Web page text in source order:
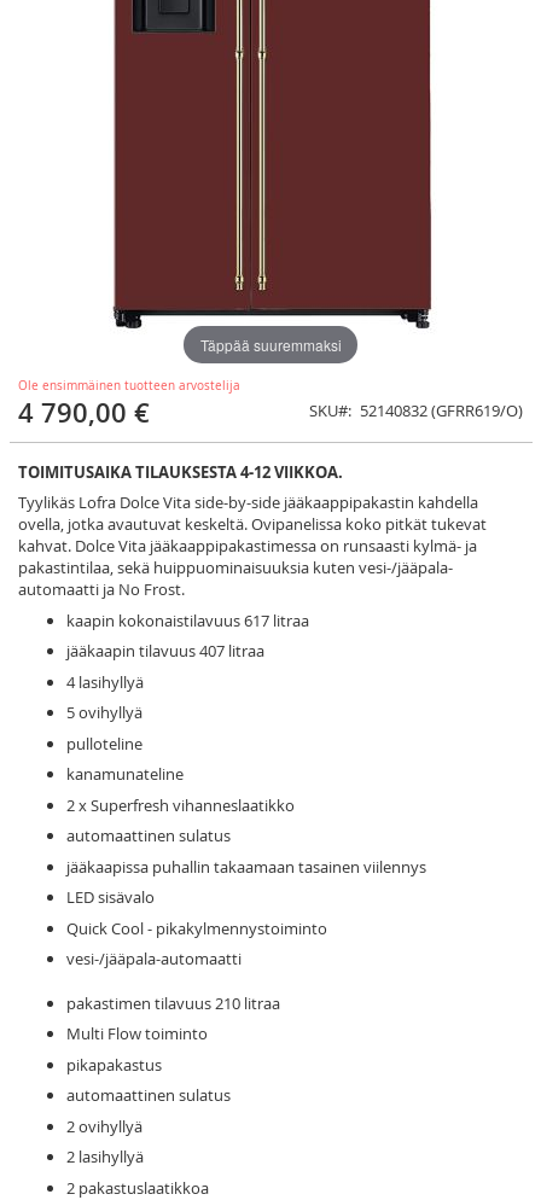
Ole ensimmäinen tuotteen arvostelija
4 790,00 € SKU 52140832 (GFRR619/O)
TOIMITUSAIKA TILAUKSESTA 4-12 VIIKKOA.
Tyylikäs Lofra Dolce Vita side-by-side jääkaappipakastin kahdella
ovella, jotka avautuvat keskeltä. Ovipanelissa koko pitkät tukevat
kahvat. Dolce Vita jääkaappipakastimessa on runsaasti kylmä- ja
pakastintilaa, sekä huippuominaisuuksia kuten vesi-/jääpala-
automaatti ja No Frost.
kaapin kokonaistilavuus 617 litraa
jääkaapin tilavuus 407 litraa
4 lasihyllyä
5 ovihyllyä
pulloteline
kanamunateline
2 x Superfresh vihanneslaatikko
automaattinen sulatus
jääkaapissa puhallin takaamaan tasainen viilennys
LED sisävalo
Quick Cool - pikakylmennystoiminto
vesi-/jääpala-automaatti
pakastimen tilavuus 210 litraa
Multi Flow toiminto
pikapakastus
automaattinen sulatus
2 ovihyllyä
2 lasihyllyä
2 pakastuslaatikkoa
Täppää suuremmaksi